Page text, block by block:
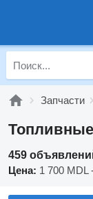
Запчасти
459
Цена: 1 700 MDL